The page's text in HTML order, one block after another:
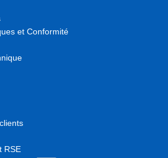
et Conformité
RSE